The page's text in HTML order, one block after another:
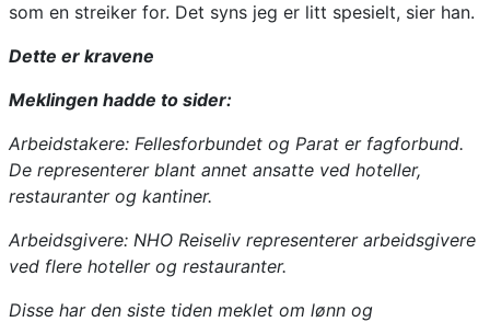
som en streiker for. Det syns jeg er litt spesielt, sier han.
Dette er kravene
Meklingen hadde to sider:
Arbeidstakere: Fellesforbundet og Parat er fagforbund.
De representerer blant annet ansatte ved hoteller,
restauranter og kantiner.
Arbeidsgivere: NHO Reiseliv representerer arbeidsgivere
ved flere hoteller og restauranter.
Disse har den siste tiden meklet om lønn og